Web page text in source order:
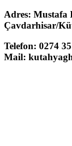
Adres: Mustafa
Çavdarhisar/
Telefon: 0274
Mail: